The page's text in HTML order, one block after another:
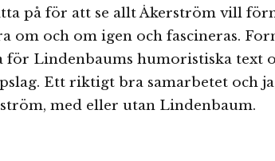
på för att se allt Åkerström vill
om och om igen och fascineras.
för Lindenbaums humoristiska text
Ett riktigt bra samarbetet och
med eller utan Lindenbaum.